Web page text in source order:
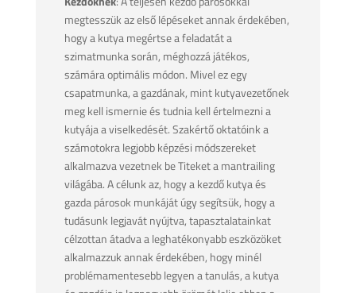
megtesszük az első lépéseket annak érdekében,
hogy a kutya megértse a feladatát a
szimatmunka során, méghozzá játékos,
számára optimális módon. Mivel ez egy
csapatmunka, a gazdának, mint kutyavezetőnek
meg kell ismernie és tudnia kell értelmezni a
kutyája a viselkedését. Szakértő oktatóink a
számotokra legjobb képzési módszereket
alkalmazva vezetnek be Titeket a mantrailing
világába. A célunk az, hogy a kezdő kutya és
gazda párosok munkáját úgy segítsük, hogy a
tudásunk legjavát nyújtva, tapasztalatainkat
célzottan átadva a leghatékonyabb eszközöket
alkalmazzuk annak érdekében, hogy minél
problémamentesebb legyen a tanulás, a kutya